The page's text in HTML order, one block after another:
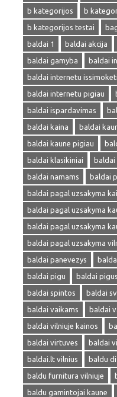
b kategorijos
b
b kategorijos testai
baldai 1
baldai akcija
baldai gamyba
baldai
baldai internetu
baldai internetu pigiau
baldai ispardavimas
baldai kaina
baldai
baldai kaune pigiau
baldai klasikiniai
baldai namams
baldai
baldai pagal uzsakyma
baldai pagal uzsakyma
baldai pagal uzsakyma
baldai pagal uzsakyma
baldai panevezys
baldai pigu
baldai pigus
baldai spintos
baldai
baldai vaikams
baldai
baldai vilniuje kainos
baldai virtuves
baldai
baldai.lt vilnius
baldu
baldu furnitura vilniuje
baldu gamintojai kaune